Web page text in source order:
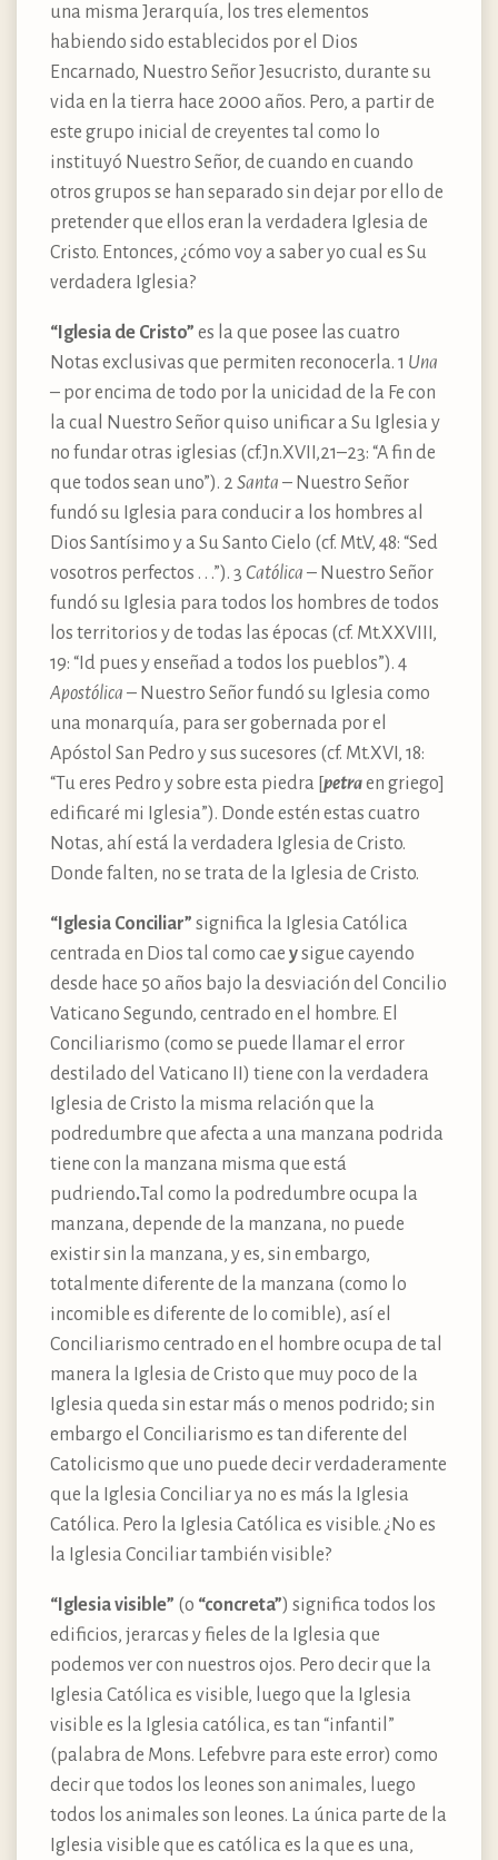
una misma Jerarquía, los tres elementos
habiendo sido establecidos por el Dios
Encarnado, Nuestro Señor Jesucristo, durante su
vida en la tierra hace 2000 años. Pero, a partir de
este grupo inicial de creyentes tal como lo
instituyó Nuestro Señor, de cuando en cuando
otros grupos se han separado sin dejar por ello de
pretender que ellos eran la verdadera Iglesia de
Cristo. Entonces, ¿cómo voy a saber yo cual es Su
verdadera Iglesia?
“Iglesia de Cristo” es la que posee las cuatro
Notas exclusivas que permiten reconocerla. 1 Una
– por encima de todo por la unicidad de la Fe con
la cual Nuestro Señor quiso unificar a Su Iglesia y
no fundar otras iglesias (cf.Jn.XVII,21–23: “A fin de
que todos sean uno”). 2 Santa – Nuestro Señor
fundó su Iglesia para conducir a los hombres al
Dios Santísimo y a Su Santo Cielo (cf. Mt.V, 48: “Sed
vosotros perfectos . . .”). 3 Católica – Nuestro Señor
fundó su Iglesia para todos los hombres de todos
los territorios y de todas las épocas (cf. Mt.XXVIII,
19: “Id pues y enseñad a todos los pueblos”). 4
Apostólica – Nuestro Señor fundó su Iglesia como
una monarquía, para ser gobernada por el
Apóstol San Pedro y sus sucesores (cf. Mt.XVI, 18:
“Tu eres Pedro y sobre esta piedra [petraen griego]
edificaré mi Iglesia”). Donde estén estas cuatro
Notas, ahí está la verdadera Iglesia de Cristo.
Donde falten, no se trata de la Iglesia de Cristo.
“Iglesia Conciliar” significa la Iglesia Católica
centrada en Dios tal como cae ysigue cayendo
desde hace 50 años bajo la desviación del Concilio
Vaticano Segundo, centrado en el hombre. El
Conciliarismo (como se puede llamar el error
destilado del Vaticano II) tiene con la verdadera
Iglesia de Cristo la misma relación que la
podredumbre que afecta a una manzana podrida
tiene con la manzana misma que está
pudriendo.Tal como la podredumbre ocupa la
manzana, depende de la manzana, no puede
existir sin la manzana, y es, sin embargo,
totalmente diferente de la manzana (como lo
incomible es diferente de lo comible), así el
Conciliarismo centrado en el hombre ocupa de tal
manera la Iglesia de Cristo que muy poco de la
Iglesia queda sin estar más o menos podrido; sin
embargo el Conciliarismo es tan diferente del
Catolicismo que uno puede decir verdaderamente
que la Iglesia Conciliar ya no es más la Iglesia
Católica. Pero la Iglesia Católica es visible. ¿No es
la Iglesia Conciliar también visible?
“Iglesia visible” (o “concreta”) significa todos los
edificios, jerarcas y fieles de la Iglesia que
podemos ver con nuestros ojos. Pero decir que la
Iglesia Católica es visible, luego que la Iglesia
visible es la Iglesia católica, es tan “infantil”
(palabra de Mons. Lefebvre para este error) como
decir que todos los leones son animales, luego
todos los animales son leones. La única parte de la
Iglesia visible que es católica es la que es una,